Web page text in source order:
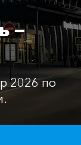
—
2026 по